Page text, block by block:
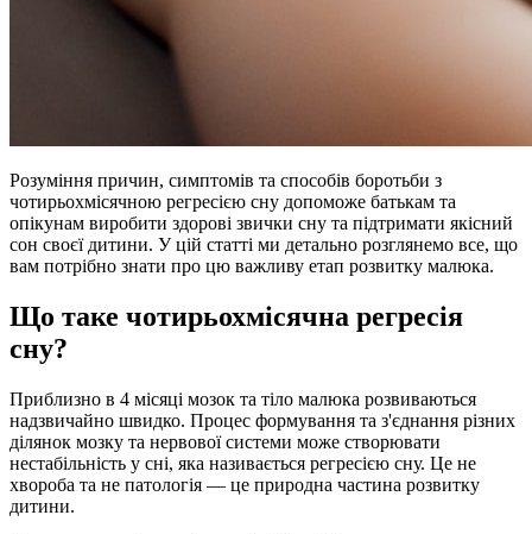
Розуміння причин, симптомів та способів боротьби з
чотирьохмісячною регресією сну допоможе батькам та
опікунам виробити здорові звички сну та підтримати якісний
сон своєї дитини. У цій статті ми детально розглянемо все, що
вам потрібно знати про цю важливу етап розвитку малюка.
Що таке чотирьохмісячна регресія
сну?
Приблизно в 4 місяці мозок та тіло малюка розвиваються
надзвичайно швидко. Процес формування та з'єднання різних
ділянок мозку та нервової системи може створювати
нестабільність у сні, яка називається регресією сну. Це не
хвороба та не патологія — це природна частина розвитку
дитини.